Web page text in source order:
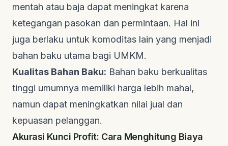
mentah atau baja dapat meningkat karena
ketegangan pasokan dan permintaan. Hal ini
juga berlaku untuk komoditas lain yang menjadi
bahan baku utama bagi UMKM.
Kualitas Bahan Baku: Bahan baku berkualitas
tinggi umumnya memiliki harga lebih mahal,
namun dapat meningkatkan nilai jual dan
kepuasan pelanggan.
Akurasi Kunci Profit: Cara Menghitung Biaya